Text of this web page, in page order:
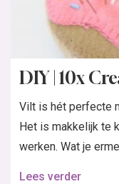
DIY | 10x
Vilt is hét perfecte
Het is makkelijk te
werken. Wat je
Lees verder